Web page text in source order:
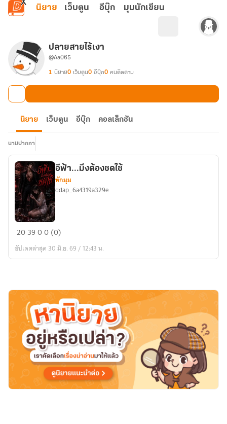
ข้ามไปยังเนื้อหาหลัก
นิยาย เว็บตูน อีบุ๊ก มุมนักเขียน
ปลายสายไร้เงา
@Aa065
1 นิยาย0 เว็บตูน0 อีบุ๊ก0 คนติดตาม
นิยาย เว็บตูน อีบุ๊ก คอลเล็กชัน
นามปากกา
อี
ต้อง
อีฟ้า...มึงต้องชดใช้
หักมุม
ddap_6a4319a329e
203900 (0)
อัปเดตล่าสุด 30 มิ.ย. 69 / 12:43 น.